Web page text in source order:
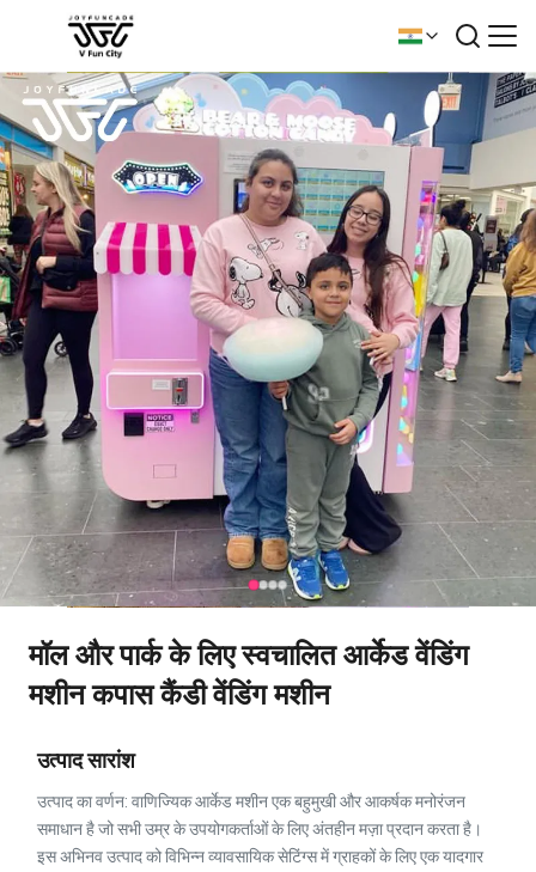
मॉल और पार्क के लिए स्वचालित आर्केड वेंडिंग
मशीन कपास कैंडी वेंडिंग मशीन
उत्पाद सारांश
उत्पाद का वर्णन: वाणिज्यिक आर्केड मशीन एक बहुमुखी और आकर्षक मनोरंजन
समाधान है जो सभी उम्र के उपयोगकर्ताओं के लिए अंतहीन मज़ा प्रदान करता है।
इस अभिनव उत्पाद को विभिन्न व्यावसायिक सेटिंग्स में ग्राहकों के लिए एक यादगार